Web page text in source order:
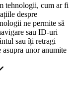
tehnologii, cum ar fi
despre
ne permite să
sau ID-uri
sau îți retragi
asupra unor anumite